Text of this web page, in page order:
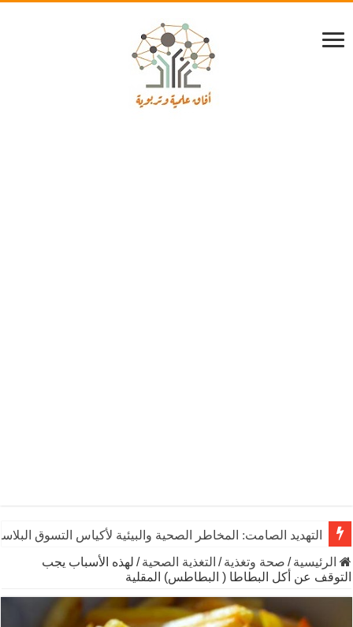
التهديد الصامت: المخاطر الصحية والبيئية لأكياس التسوق
الرئيسية / صحة وتغذية / التغذية الصحية / لهذه الأسباب يجب
التوقف عن أكل البطاطا ( البطاطس) المقلية